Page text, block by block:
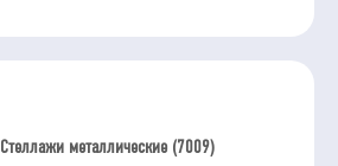
Стеллажи металлические (7009)